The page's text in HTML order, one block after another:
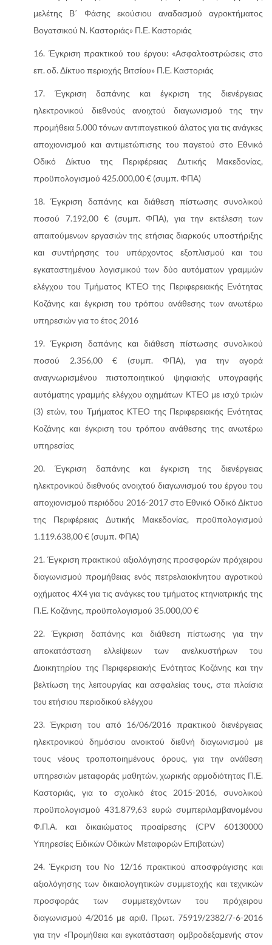
μελέτης Β΄ Φάσης εκούσιου αναδασμού αγροκτήματος
Βογατσικού Ν. Καστοριάς» Π.Ε. Καστοριάς
Έγκριση πρακτικού του έργου: «Ασφαλτοστρώσεις στο
επ. οδ. Δίκτυο περιοχής Βιτσίου» Π.Ε. Καστοριάς
Έγκριση δαπάνης και έγκριση της διενέργειας
ηλεκτρονικού διεθνούς ανοιχτού διαγωνισμού της την
προμήθεια 5.000 τόνων αντιπαγετικού άλατος για τις ανάγκες
αποχιονισμού και αντιμετώπισης του παγετού στο Εθνικό
Οδικό Δίκτυο της Περιφέρειας Δυτικής Μακεδονίας,
προϋπολογισμού 425.000,00 € (συμπ. ΦΠΑ)
Έγκριση δαπάνης και διάθεση πίστωσης συνολικού
ποσού 7.192,00 € (συμπ. ΦΠΑ), για την εκτέλεση των
απαιτούμενων εργασιών της ετήσιας διαρκούς υποστήριξης
και συντήρησης του υπάρχοντος εξοπλισμού και του
εγκαταστημένου λογισμικού των δύο αυτόματων γραμμών
ελέγχου του Τμήματος ΚΤΕΟ της Περιφερειακής Ενότητας
Κοζάνης και έγκριση του τρόπου ανάθεσης των ανωτέρω
υπηρεσιών για το έτος 2016
Έγκριση δαπάνης και διάθεση πίστωσης συνολικού
ποσού 2.356,00 € (συμπ. ΦΠΑ), για την αγορά
αναγνωρισμένου πιστοποιητικού ψηφιακής υπογραφής
αυτόματης γραμμής ελέγχου οχημάτων ΚΤΕΟ με ισχύ τριών
(3) ετών, του Τμήματος ΚΤΕΟ της Περιφερειακής Ενότητας
Κοζάνης και έγκριση του τρόπου ανάθεσης της ανωτέρω
υπηρεσίας
Έγκριση δαπάνης και έγκριση της διενέργειας
ηλεκτρονικού διεθνούς ανοιχτού διαγωνισμού του έργου του
αποχιονισμού περιόδου 2016-2017 στο Εθνικό Οδικό Δίκτυο
της Περιφέρειας Δυτικής Μακεδονίας, προϋπολογισμού
1.119.638,00 € (συμπ. ΦΠΑ)
Έγκριση πρακτικού αξιολόγησης προσφορών πρόχειρου
διαγωνισμού προμήθειας ενός πετρελαιοκίνητου αγροτικού
οχήματος 4Χ4 για τις ανάγκες του τμήματος κτηνιατρικής της
Π.Ε. Κοζάνης, προϋπολογισμού 35.000,00 €
Έγκριση δαπάνης και διάθεση πίστωσης για την
αποκατάσταση ελλείψεων των ανελκυστήρων του
Διοικητηρίου της Περιφερειακής Ενότητας Κοζάνης και την
βελτίωση της λειτουργίας και ασφαλείας τους, στα πλαίσια
του ετήσιου περιοδικού ελέγχου
Έγκριση του από 16/06/2016 πρακτικού διενέργειας
ηλεκτρονικού δημόσιου ανοικτού διεθνή διαγωνισμού με
τους νέους τροποποιημένους όρους, για την ανάθεση
υπηρεσιών μεταφοράς μαθητών, χωρικής αρμοδιότητας Π.Ε.
Καστοριάς, για το σχολικό έτος 2015-2016, συνολικού
προϋπολογισμού 431.879,63 ευρώ συμπεριλαμβανομένου
Φ.Π.Α. και δικαιώματος προαίρεσης (CPV 60130000
Υπηρεσίες Ειδικών Οδικών Μεταφορών Επιβατών)
Έγκριση του Νο 12/16 πρακτικού αποσφράγισης και
αξιολόγησης των δικαιολογητικών συμμετοχής και τεχνικών
προσφοράς των συμμετεχόντων του πρόχειρου
διαγωνισμού 4/2016 με αριθ. Πρωτ. 75919/2382/7-6-2016
για την «Προμήθεια και εγκατάσταση ομβροδεξαμενής στον